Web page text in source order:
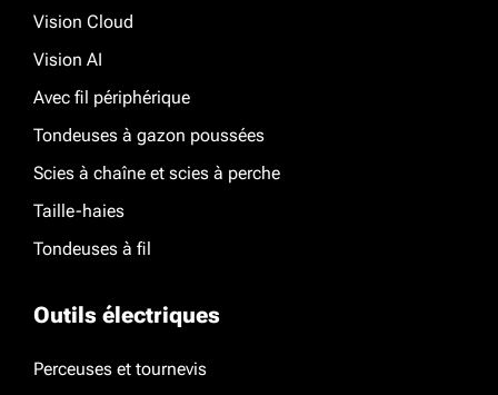
Vision Cloud
Vision AI
Avec fil périphérique
Tondeuses à gazon poussées
Scies à chaîne et scies à perche
Taille-haies
Tondeuses à fil
Outils électriques
Perceuses et tournevis